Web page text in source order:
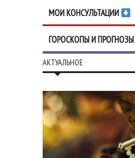
МОИ КОНСУЛЬТАЦИИ
ГОРОСКОПЫ И ПРОГНОЗЫ
АКТУАЛЬНОЕ